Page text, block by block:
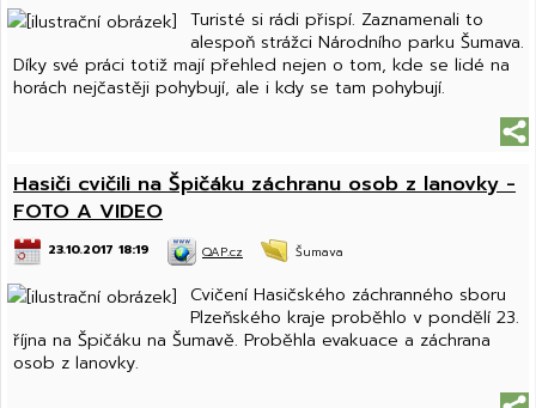
Turisté si rádi přispí. Zaznamenali to
alespoň strážci Národního parku Šumava.
Díky své práci totiž mají přehled nejen o tom, kde se lidé na
horách nejčastěji pohybují, ale i kdy se tam pohybují.
Hasiči cvičili na Špičáku záchranu osob z lanovky -
FOTO A VIDEO
23.10.2017 18:19 QAP.cz Šumava
Cvičení Hasičského záchranného sboru
Plzeňského kraje proběhlo v pondělí 23.
října na Špičáku na Šumavě. Proběhla evakuace a záchrana
osob z lanovky.